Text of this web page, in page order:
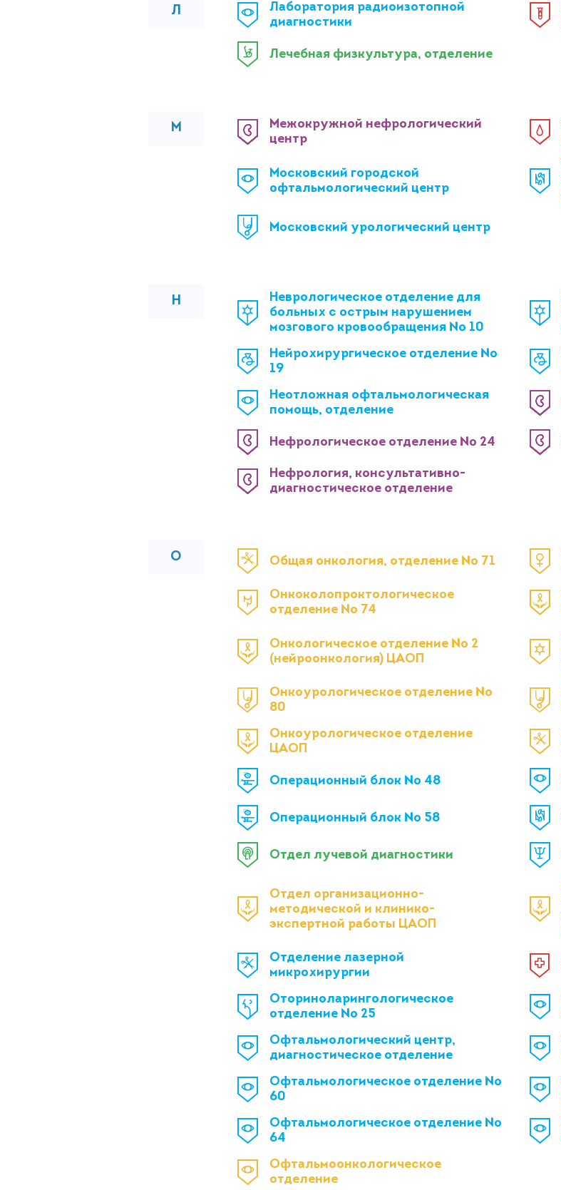
Л
Лаборатория радиоизотопной
диагностики
Лечебная физкультура, отделение
М
Межокружной нефрологический
центр
Московский городской
офтальмологический центр
Московский урологический центр
Н
Неврологическое отделение для
больных с острым нарушением
мозгового кровообращения № 10
Нейрохирургическое отделение №
19
Неотложная офтальмологическая
помощь, отделение
Нефрологическое отделение № 24
Нефрология, консультативно-
диагностическое отделение
О Общая онкология, отделение № 71
Онкоколопроктологическое
отделение № 74
Онкологическое отделение № 2
(нейроонкология) ЦАОП
Онкоурологическое отделение №
80
Онкоурологическое отделение
ЦАОП
Операционный блок № 48
Операционный блок № 58
Отдел лучевой диагностики
Отдел организационно-
методической и клинико-
экспертной работы ЦАОП
Отделение лазерной
микрохирургии
Оториноларингологическое
отделение № 25
Офтальмологический центр,
диагностическое отделение
Офтальмологическое отделение №
60
Офтальмологическое отделение №
64
Офтальмоонкологическое
отделение